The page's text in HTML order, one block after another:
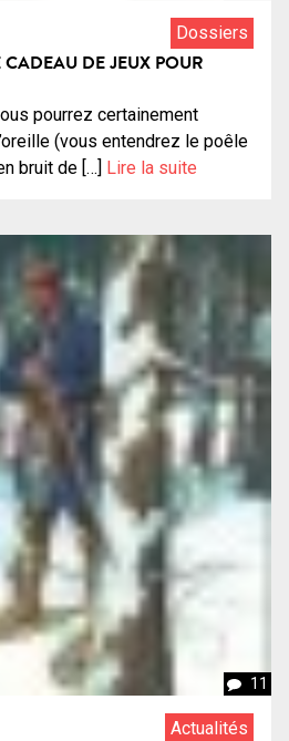
Dossiers
DE JEUX POUR
pourrez certainement
(vous entendrez le poêle
bruit de […]
Lire la suite
11
Actualités